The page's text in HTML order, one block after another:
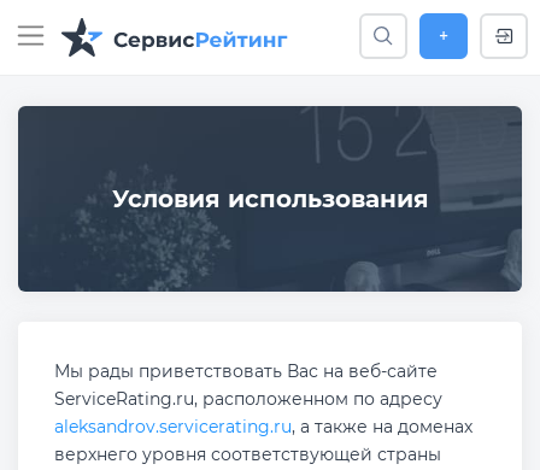
+
Условия использования
Мы рады приветствовать Вас на веб-сайте
ServiceRating.ru, расположенном по адресу
aleksandrov.servicerating.ru, а также на доменах
верхнего уровня соответствующей страны